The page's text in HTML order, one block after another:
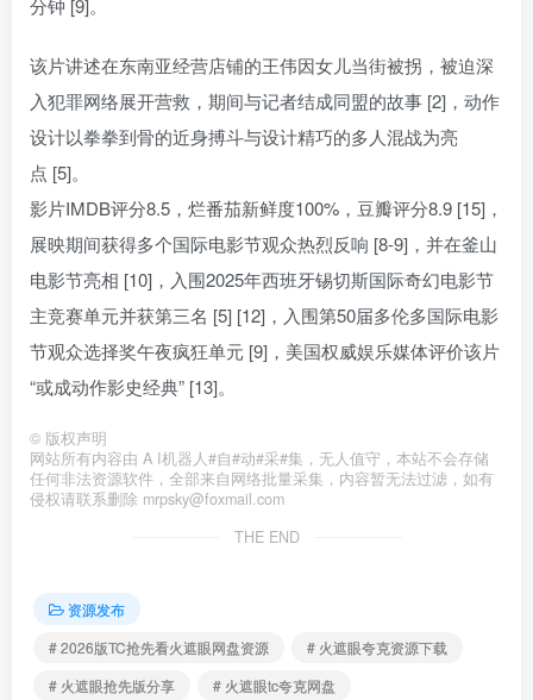
分钟 [9]。
该片讲述在东南亚经营店铺的王伟因女儿当街被拐，被迫深
入犯罪网络展开营救，期间与记者结成同盟的故事 [2]，动作
设计以拳拳到骨的近身搏斗与设计精巧的多人混战为亮
点 [5]。
影片IMDB评分8.5，烂番茄新鲜度100%，豆瓣评分8.9 [15]，
展映期间获得多个国际电影节观众热烈反响 [8-9]，并在釜山
电影节亮相 [10]，入围2025年西班牙锡切斯国际奇幻电影节
主竞赛单元并获第三名 [5] [12]，入围第50届多伦多国际电影
节观众选择奖午夜疯狂单元 [9]，美国权威娱乐媒体评价该片
“或成动作影史经典” [13]。
© 版权声明
网站所有内容由 A I机器人#自#动#采#集，无人值守，本站不会存储
任何非法资源软件，全部来自网络批量采集，内容暂无法过滤，如有
侵权请联系删除 mrpsky@foxmail.com
THE END
资源发布
# 2026版TC抢先看火遮眼网盘资源
# 火遮眼夸克资源下载
# 火遮眼抢先版分享
# 火遮眼tc夸克网盘